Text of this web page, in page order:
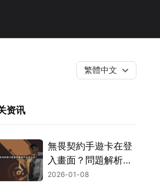
繁體中文
资讯
無畏契約手遊卡在登
入畫面？問題解析與
解決辦法！
2026-01-08